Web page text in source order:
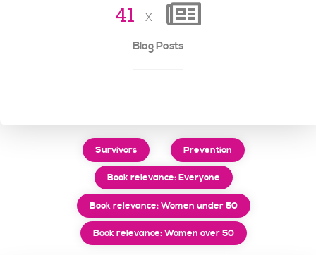
41 x
Blog Posts
Survivors Prevention
Book relevance: Everyone
Book relevance: Women under 50
Book relevance: Women over 50